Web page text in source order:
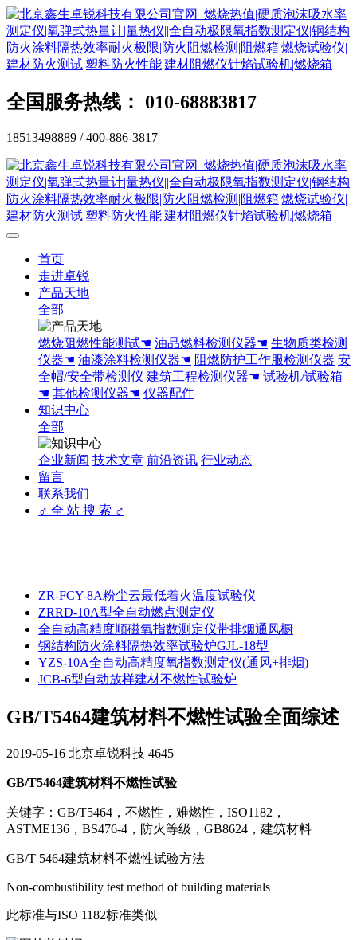
全国服务热线： 010-68883817
18513498889 / 400-886-3817
首页
走进卓锐
产品天地
全部
燃烧阻燃性能测试☚ 油品燃料检测仪器☚ 生物质类检测
仪器☚ 油漆涂料检测仪器☚ 阻燃防护工作服检测仪器 安
全帽/安全带检测仪 建筑工程检测仪器☚ 试验机/试验箱
☚ 其他检测仪器☚ 仪器配件
知识中心
全部
企业新闻 技术文章 前沿资讯 行业动态
留言
联系我们
♂ 全 站 搜 索 ♂
ZR-FCY-8A粉尘云最低着火温度试验仪
ZRRD-10A型全自动燃点测定仪
全自动高精度顺磁氧指数测定仪带排烟通风橱
钢结构防火涂料隔热效率试验炉GJL-18型
YZS-10A全自动高精度氧指数测定仪(通风+排烟)
JCB-6型自动放样建材不燃性试验炉
GB/T5464建筑材料不燃性试验全面综述
2019-05-16 北京卓锐科技 4645
GB/T5464建筑材料不燃性试验
关键字：GB/T5464，不燃性，难燃性，ISO1182，
ASTME136，BS476-4，防火等级，GB8624，建筑材料
GB/T 5464建筑材料不燃性试验方法
Non-combustibility test method of building materials
此标准与ISO 1182标准类似